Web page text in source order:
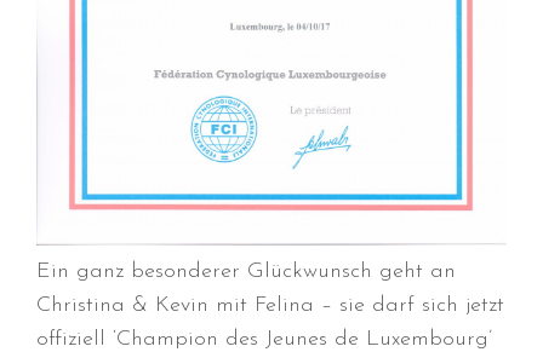
Juni 2018
April 2018
März 2018
Januar 2018
November 2017
Oktober 2017
Ein ganz besonderer Glückwunsch geht an
Christina & Kevin mit Felina – sie darf sich jetzt
offiziell ‘Champion des Jeunes de Luxembourg’